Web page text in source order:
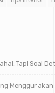
Tapi Soal